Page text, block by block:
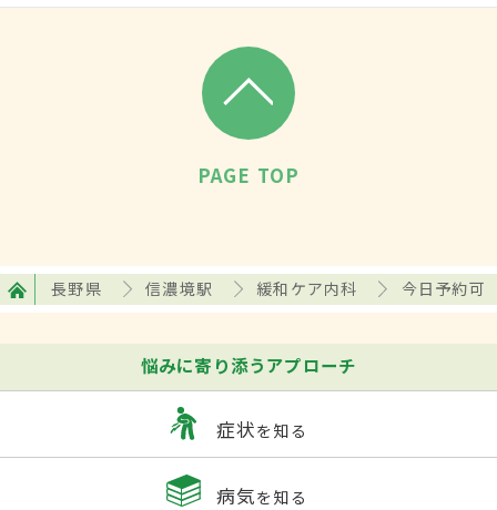
PAGE TOP
長野県 信濃境駅 緩和ケア内科 今日予約可
悩みに寄り添うアプローチ
症状を知る
病気を知る